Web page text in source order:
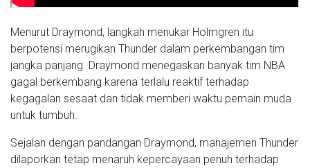
Menurut Draymond, langkah menukar Holmgren itu
berpotensi merugikan Thunder dalam perkembangan tim
jangka panjang. Draymond menegaskan banyak tim NBA
gagal berkembang karena terlalu reaktif terhadap
kegagalan sesaat dan tidak memberi waktu pemain muda
untuk tumbuh.
Sejalan dengan pandangan Draymond, manajemen Thunder
dilaporkan tetap menaruh kepercayaan penuh terhadap